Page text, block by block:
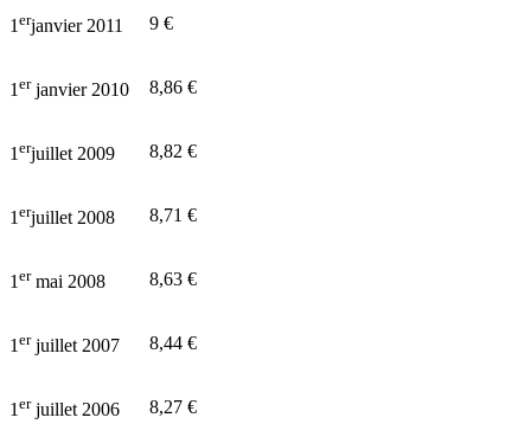
1 erjanvier 2011 9 €
1 erjanvier 2010 8,86 €
1 erjuillet 2009 8,82 €
1 erjuillet 2008 8,71 €
1 ermai 2008 8,63 €
1 erjuillet 2007 8,44 €
1 erjuillet 2006 8,27 €